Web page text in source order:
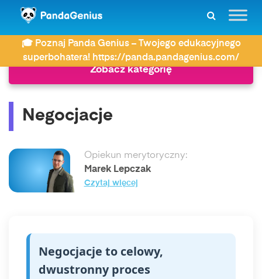
🎓 Poznaj Panda Genius – Twojego edukacyjnego
superbohatera! https://panda.pandagenius.com/
ZDAY Słownik Negocjacje
Zobacz kategorię
Negocjacje
Opiekun merytoryczny:
Marek Lepczak
Czytaj więcej
Negocjacje to celowy,
dwustronny proces